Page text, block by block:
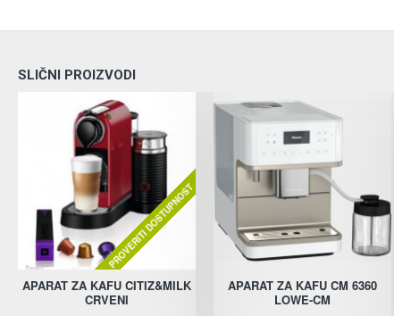
SLIČNI PROIZVODI
PROVERITI DOSTUPNOST
APARAT ZA KAFU CITIZ&MILK
CRVENI
APARAT ZA KAFU CM 6360
LOWE-CM